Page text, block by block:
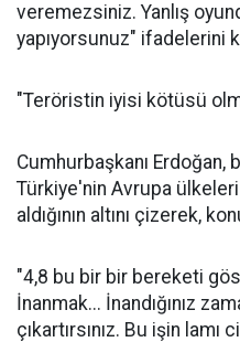
veremezsiniz. Yanlış
yapıyorsunuz" ifadelerini
"Teröristin iyisi kötüsü
Cumhurbaşkanı Erdoğan,
Türkiye'nin Avrupa
aldığının altını çizerek,
"4,8 bu bir bir bereketi
İnanmak... İnandığınız
çıkartırsınız. Bu işin